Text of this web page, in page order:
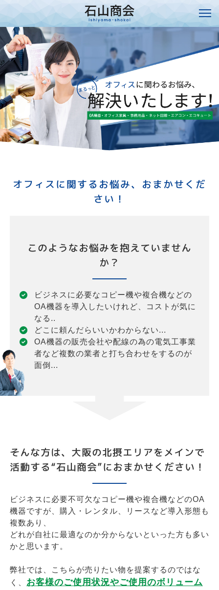
オフィスに関するお悩み、おまかせくだ
さい！
このようなお悩みを抱えていません
か？
ビジネスに必要なコピー機や複合機などの
OA機器を導入したいけれど、コストが気に
なる..
どこに頼んだらいいかわからない...
OA機器の販売会社や配線の為の電気工事業
者など複数の業者と打ち合わせをするのが
面倒...
そんな方は、大阪の北摂エリアをメインで
活動する“石山商会”におまかせください！
ビジネスに必要不可欠なコピー機や複合機などのOA
機器ですが、購入・レンタル、リースなど導入形態も
複数あり、
どれが自社に最適なのか分からないといった方も多い
かと思います。
弊社では、こちらが売りたい物を提案するのではな
く、 お客様のご使用状況やご使用のボリューム